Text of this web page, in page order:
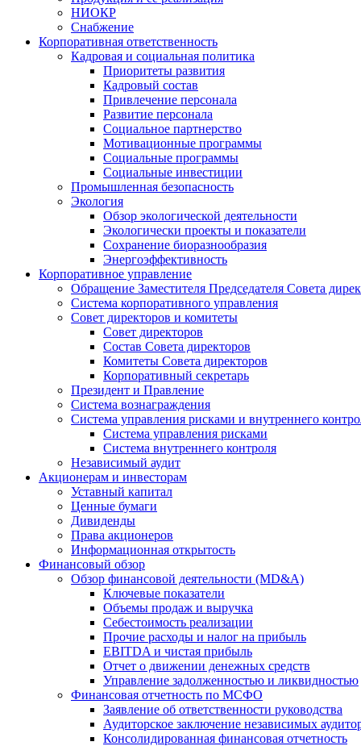
НИОКР
Снабжение
Корпоративная ответственность
Кадровая и социальная политика
Приоритеты развития
Кадровый состав
Привлечение персонала
Развитие персонала
Социальное партнерство
Мотивационные программы
Социальные программы
Социальные инвестиции
Промышленная безопасность
Экология
Обзор экологической деятельности
Экологически проекты и показатели
Сохранение биоразнообразия
Энергоэффективность
Корпоративное управление
Обращение Заместителя Председателя Совета
Система корпоративного управления
Совет директоров и комитеты
Совет директоров
Состав Совета директоров
Комитеты Совета директоров
Корпоративный секретарь
Президент и Правление
Система вознаграждения
Система управления рисками и внутреннего
Система управления рисками
Система внутреннего контроля
Независимый аудит
Акционерам и инвесторам
Уставный капитал
Ценные бумаги
Дивиденды
Права акционеров
Информационная открытость
Финансовый обзор
Обзор финансовой деятельности (MD&A)
Ключевые показатели
Объемы продаж и выручка
Себестоимость реализации
Прочие расходы и налог на прибыль
EBITDA и чистая прибыль
Отчет о движении денежных средств
Управление задолженностью и ликвидностью
Финансовая отчетность по МСФО
Заявление об ответственности руководства
Аудиторское заключение независимых
Консолидированная финансовая отчетность